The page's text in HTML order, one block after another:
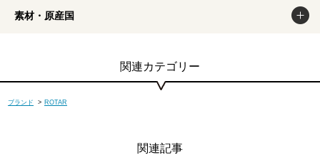
すので予めご了承ください。
素材・原産国
関連カテゴリー
ブランド > ROTAR
関連記事